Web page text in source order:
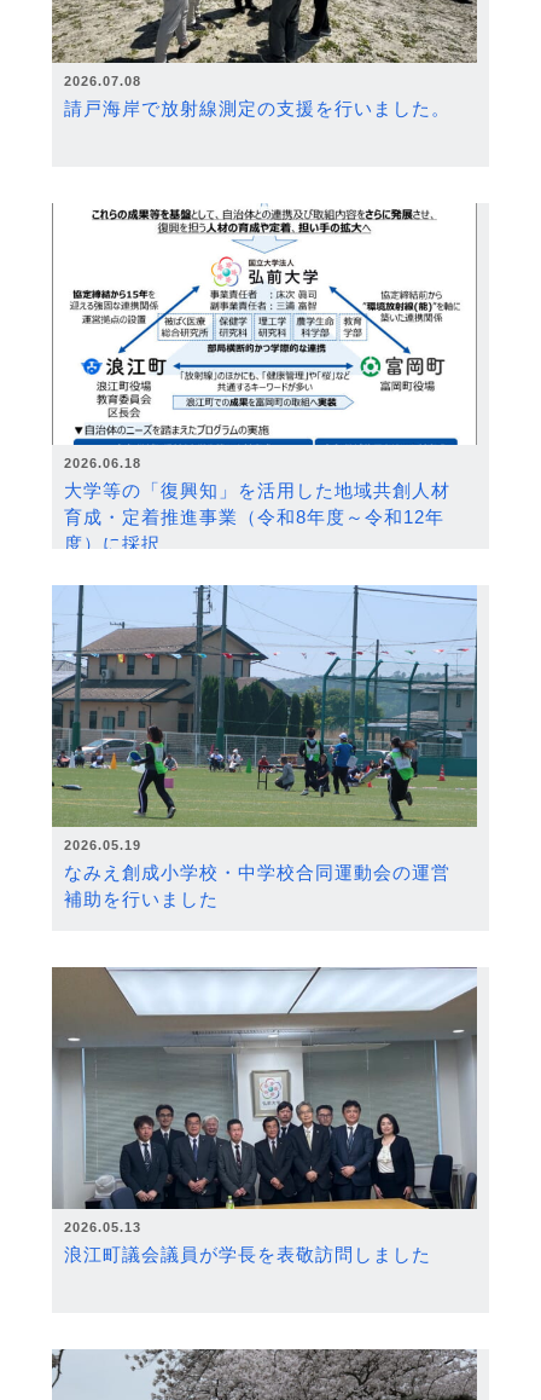
2026.07.08
請戸海岸で放射線測定の支援を行いました。
2026.06.18
大学等の「復興知」を活用した地域共創人材
育成・定着推進事業（令和8年度～令和12年
度）に採択
2026.05.19
なみえ創成小学校・中学校合同運動会の運営
補助を行いました
2026.05.13
浪江町議会議員が学長を表敬訪問しました